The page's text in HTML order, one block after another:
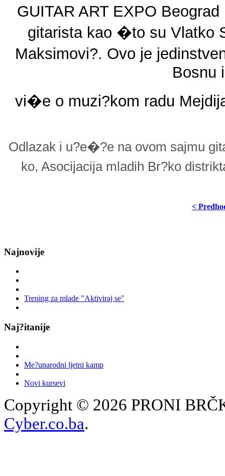
GUITAR ART EXPO
gitarista kao �to su Vlatko
Maksimovi?. Ovo je
Bosnu
vi�e o muzi?kom radu
Odlazak i u?e�?e na ovom sajmu
ko, Asocijacija mladih Br?ko
<
Najnovije
Trening za mlade "Aktiviraj se"
Naj?itanije
Me?unarodni ljetni kamp
Novi kursevi
Copyright © 2026 PRONI
Cyber.co.ba.